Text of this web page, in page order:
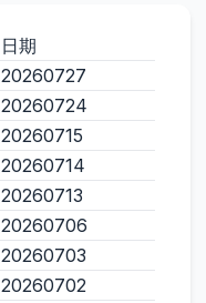
日期
20260727
20260724
20260715
20260714
20260713
20260706
20260703
20260702